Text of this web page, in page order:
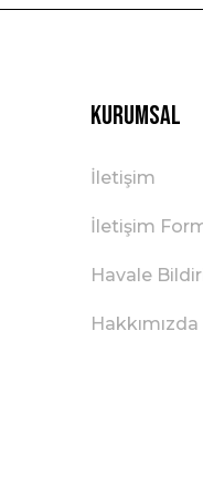
Kurumsal
İletişim
İletişim
Havale
Hakkımızda